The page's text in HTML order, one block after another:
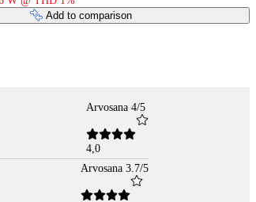
Add to comparison
Arvosana 4/5
4,0
Arvosana 3.7/5